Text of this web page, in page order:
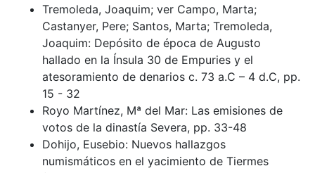
Tremoleda, Joaquim; ver Campo, Marta;
Castanyer, Pere; Santos, Marta; Tremoleda,
Joaquim: Depósito de época de Augusto
hallado en la Ínsula 30 de Empuries y el
atesoramiento de denarios c. 73 a.C – 4 d.C, pp.
15 - 32
Royo Martínez, Mª del Mar: Las emisiones de
votos de la dinastía Severa, pp. 33-48
Dohijo, Eusebio: Nuevos hallazgos
numismáticos en el yacimiento de Tiermes